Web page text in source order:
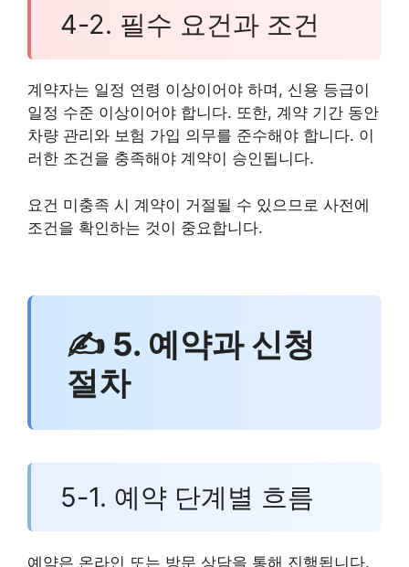
4-2. 필수 요건과 조건
계약자는 일정 연령 이상이어야 하며, 신용 등급이
일정 수준 이상이어야 합니다. 또한, 계약 기간 동안
차량 관리와 보험 가입 의무를 준수해야 합니다. 이
러한 조건을 충족해야 계약이 승인됩니다.
요건 미충족 시 계약이 거절될 수 있으므로 사전에
조건을 확인하는 것이 중요합니다.
✍ 5. 예약과 신청
절차
5-1. 예약 단계별 흐름
예약은 온라인 또는 방문 상담을 통해 진행됩니다.